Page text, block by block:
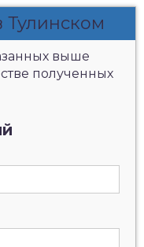
Тулинском
выше
полученных